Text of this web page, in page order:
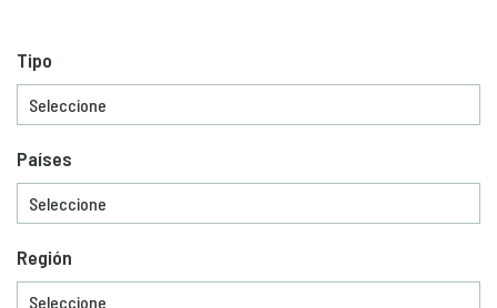
Tipo
Países
Región